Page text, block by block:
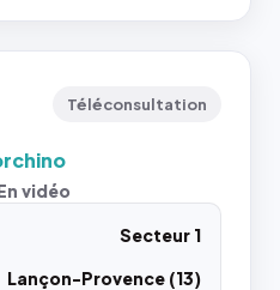
Téléconsultation
vidéo
Secteur 1
Lançon-Provence (13)